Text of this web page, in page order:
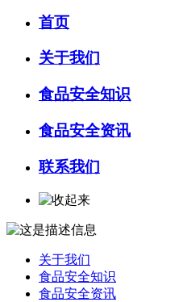
首页
关于我们
食品安全知识
食品安全资讯
联系我们
关于我们
食品安全知识
食品安全资讯